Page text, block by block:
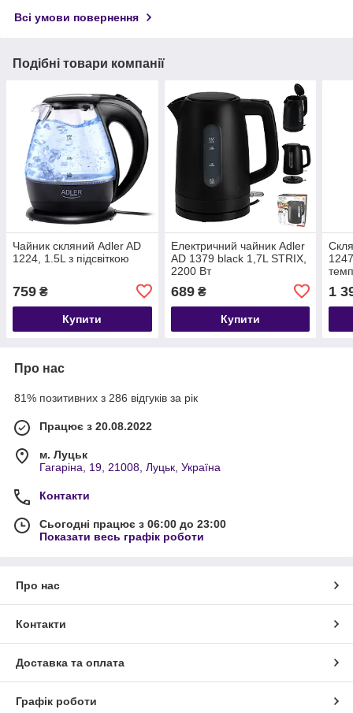
Всі умови повернення
Подібні товари компанії
Чайник скляний Adler AD
1224, 1.5L з підсвіткою
759 ₴
Купити
Електричний чайник Adler
AD 1379 black 1,7L STRIX,
2200 Вт
689₴
Купити
1
Про нас
81% позитивних з 286 відгуків за рік
Працює з 20.08.2022
м. Луцьк
Гагаріна, 19, 21008, Луцьк, Україна
Контакти
Сьогодні працює з 06:00 до 23:00
Показати весь графік роботи
Про нас
Контакти
Доставка та оплата
Графік роботи